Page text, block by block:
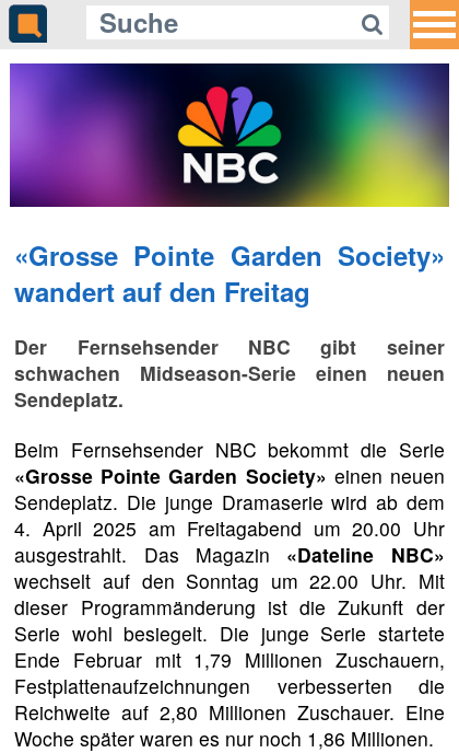
«Grosse Pointe Garden Society»
wandert auf den Freitag
Der Fernsehsender NBC gibt seiner
schwachen Midseason-Serie einen neuen
Sendeplatz.
Beim Fernsehsender NBC bekommt die Serie
«Grosse Pointe Garden Society» einen neuen
Sendeplatz. Die junge Dramaserie wird ab dem
4. April 2025 am Freitagabend um 20.00 Uhr
ausgestrahlt. Das Magazin «Dateline NBC»
wechselt auf den Sonntag um 22.00 Uhr. Mit
dieser Programmänderung ist die Zukunft der
Serie wohl besiegelt. Die junge Serie startete
Ende Februar mit 1,79 Millionen Zuschauern,
Festplattenaufzeichnungen verbesserten die
Reichweite auf 2,80 Millionen Zuschauer. Eine
Woche später waren es nur noch 1,86 Millionen.